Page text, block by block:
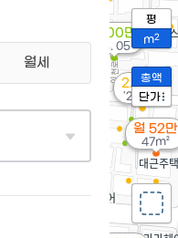
2.29억
'25. 06
월 52만
47m²
1,600만
'18. 05
평
m2
총액
단가
월세